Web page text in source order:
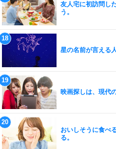
友人宅に初訪問し
う。
星の名前が言える
映画探しは、現代
おいしそうに食べ
る。